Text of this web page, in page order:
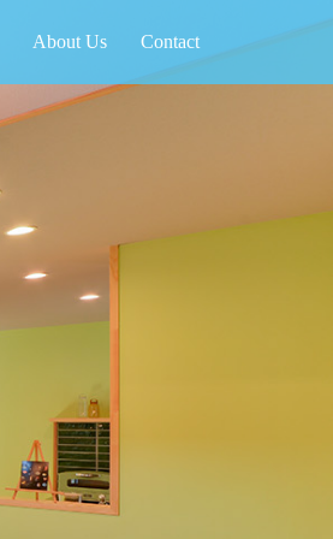
About Us Contact